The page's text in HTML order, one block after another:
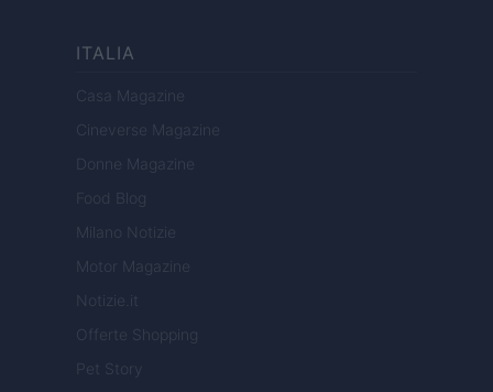
ITALIA
Casa Magazine
Cineverse Magazine
Donne Magazine
Food Blog
Milano Notizie
Motor Magazine
Notizie.it
Offerte Shopping
Pet Story